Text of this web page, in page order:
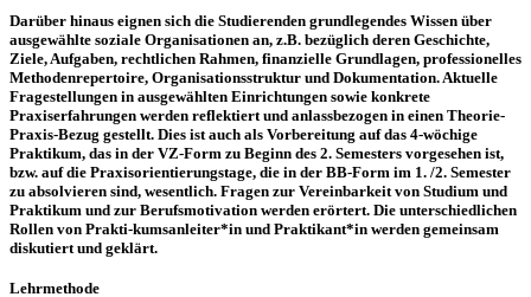
Darüber hinaus eignen sich die Studierenden grundlegendes Wissen über
ausgewählte soziale Organisationen an, z.B. bezüglich deren Geschichte,
Ziele, Aufgaben, rechtlichen Rahmen, finanzielle Grundlagen, professionelles
Methodenrepertoire, Organisationsstruktur und Dokumentation. Aktuelle
Fragestellungen in ausgewählten Einrichtungen sowie konkrete
Praxiserfahrungen werden reflektiert und anlassbezogen in einen Theorie-
Praxis-Bezug gestellt. Dies ist auch als Vorbereitung auf das 4-wöchige
Praktikum, das in der VZ-Form zu Beginn des 2. Semesters vorgesehen ist,
bzw. auf die Praxisorientierungstage, die in der BB-Form im 1. /2. Semester
zu absolvieren sind, wesentlich. Fragen zur Vereinbarkeit von Studium und
Praktikum und zur Berufsmotivation werden erörtert. Die unterschiedlichen
Rollen von Prakti-kumsanleiter*in und Praktikant*in werden gemeinsam
diskutiert und geklärt.
Lehrmethode